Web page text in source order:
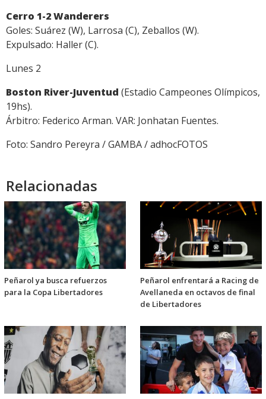
Cerro 1-2 Wanderers
Goles: Suárez (W), Larrosa (C), Zeballos (W).
Expulsado: Haller (C).
Lunes 2
Boston River-Juventud (Estadio Campeones Olímpicos,
19hs).
Árbitro: Federico Arman. VAR: Jonhatan Fuentes.
Foto: Sandro Pereyra / GAMBA / adhocFOTOS
Relacionadas
Peñarol ya busca refuerzos
para la Copa Libertadores
Peñarol enfrentará a Racing de
Avellaneda en octavos de final
de Libertadores